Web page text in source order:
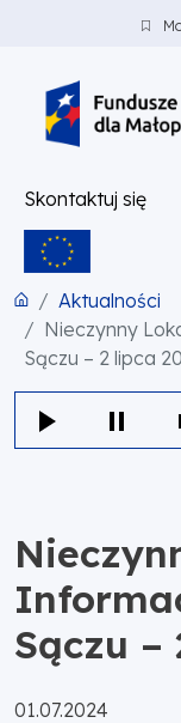
PRZEJDŹ DO
PRZEJDŹ DO MENU
Skontaktuj się
Aktualności
Nieczynny
Sączu – 2 lipca
Sączu –
Opublikowano:
01.07.2024